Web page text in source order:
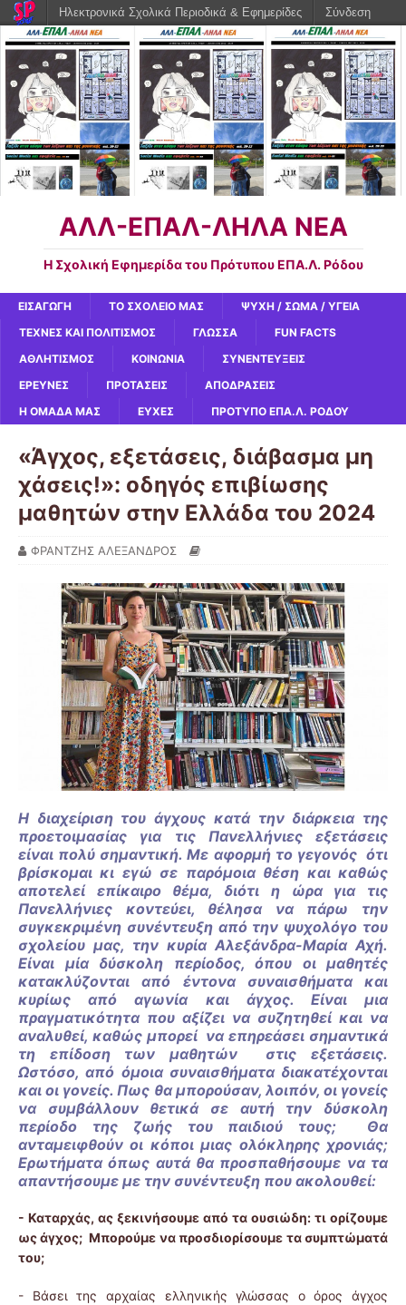
ΑΛΛ-ΕΠΑΛ-ΛΗΛΑ ΝΕΑ
Η Σχολική Εφημερίδα του Πρότυπου ΕΠΑ.Λ. Ρόδου
ΕΙΣΑΓΩΓΗ ΤΟ ΣΧΟΛΕΙΟ ΜΑΣ
ΨΥΧΗ / ΣΩΜΑ / ΥΓΕΙΑ
ΤΕΧΝΕΣ ΚΑΙ ΠΟΛΙΤΙΣΜΟΣ
ΓΛΩΣΣΑ
FUN FACTS
ΑΘΛΗΤΙΣΜΟΣ
ΚΟΙΝΩΝΙΑ
ΣΥΝΕΝΤΕΥΞΕΙΣ
ΕΡΕΥΝΕΣ
ΠΡΟΤΑΣΕΙΣ
ΑΠΟΔΡΑΣΕΙΣ
Η ΟΜΑΔΑ ΜΑΣ
ΕΥΧΕΣ ΠΡΟΤΥΠΟ ΕΠΑ.Λ. ΡΟΔΟΥ
«Άγχος, εξετάσεις, διάβασμα μη
χάσεις!»: οδηγός επιβίωσης
μαθητών στην Ελλάδα του 2024
ΦΡΑΝΤΖΗΣ ΑΛΕΞΑΝΔΡΟΣ
Η διαχείριση του άγχους κατά την διάρκεια της
προετοιμασίας για τις Πανελλήνιες εξετάσεις
είναι πολύ σημαντική. Με αφορμή το γεγονός ότι
βρίσκομαι κι εγώ σε παρόμοια θέση και καθώς
αποτελεί επίκαιρο θέμα, διότι η ώρα για τις
Πανελλήνιες κοντεύει, θέλησα να πάρω την
συγκεκριμένη συνέντευξη από την ψυχολόγο του
σχολείου μας, την κυρία Αλεξάνδρα-Μαρία Αχή.
Είναι μία δύσκολη περίοδος, όπου οι μαθητές
κατακλύζονται από έντονα συναισθήματα και
κυρίως από αγωνία και άγχος. Είναι μια
πραγματικότητα που αξίζει να συζητηθεί και να
αναλυθεί, καθώς μπορεί να επηρεάσει σημαντικά
τη επίδοση των μαθητών στις εξετάσεις.
Ωστόσο, από όμοια συναισθήματα διακατέχονται
και οι γονείς. Πως θα μπορούσαν, λοιπόν, οι γονείς
να συμβάλλουν θετικά σε αυτή την δύσκολη
περίοδο της ζωής του παιδιού τους; Θα
ανταμειφθούν οι κόποι μιας ολόκληρης χρονιάς;
Ερωτήματα όπως αυτά θα προσπαθήσουμε να τα
απαντήσουμε με την συνέντευξη που ακολουθεί:
- Καταρχάς, ας ξεκινήσουμε από τα ουσιώδη: τι ορίζουμε
ως άγχος; Μπορούμε να προσδιορίσουμε τα συμπτώματά
του;
- Βάσει της αρχαίας ελληνικής γλώσσας ο όρος άγχος
Ηλεκτρονικά Σχολικά Περιοδικά & Εφημερίδες Σύνδεση